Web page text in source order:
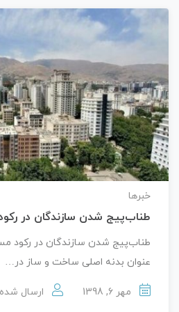
خبرها
طناب‌پیج شدن سازندگان در
طناب‌پیج شدن سازندگان در
عنوان بدنه اصلی ساخت و ساز در…
مهر 6, 1398 ارسال